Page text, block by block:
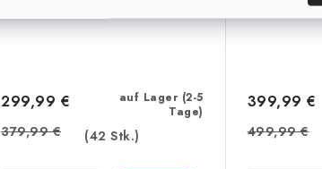
auf Lager (2-5
Tage)
(42 Stk.)
299,99 €
379,99 €
399,99 €
499,99 €